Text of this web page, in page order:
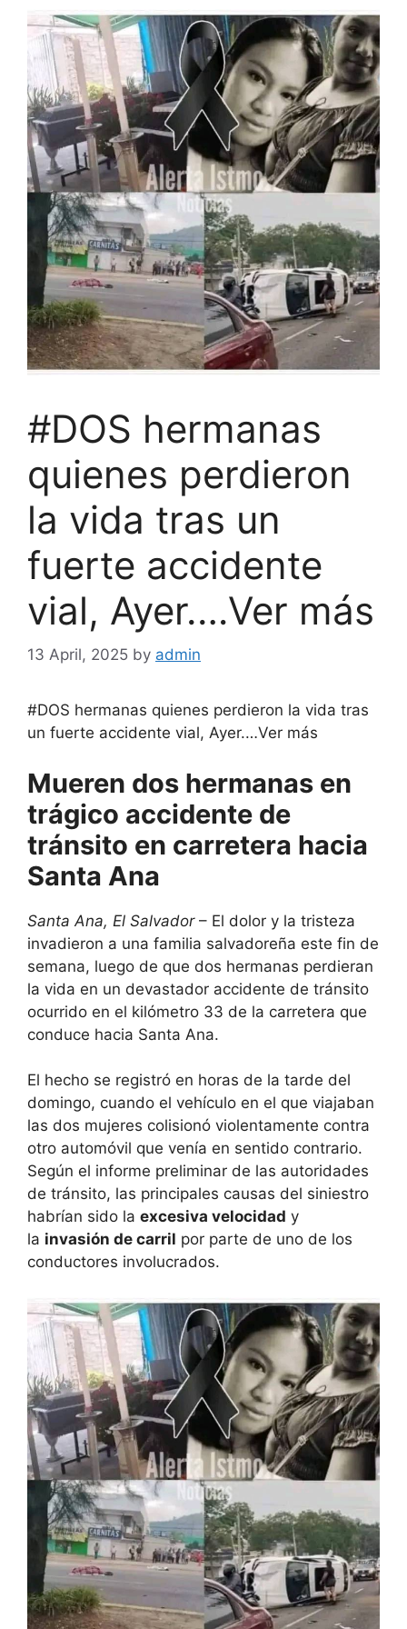
#DOS hermanas
quienes perdieron
la vida tras un
fuerte accidente
vial, Ayer.…Ver más
13 April, 2025 by admin
#DOS hermanas quienes perdieron la vida tras
un fuerte accidente vial, Ayer.…Ver más
Mueren dos hermanas en
trágico accidente de
tránsito en carretera hacia
Santa Ana
Santa Ana, El Salvador– El dolor y la tristeza
invadieron a una familia salvadoreña este fin de
semana, luego de que dos hermanas perdieran
la vida en un devastador accidente de tránsito
ocurrido en el kilómetro 33 de la carretera que
conduce hacia Santa Ana.
El hecho se registró en horas de la tarde del
domingo, cuando el vehículo en el que viajaban
las dos mujeres colisionó violentamente contra
otro automóvil que venía en sentido contrario.
Según el informe preliminar de las autoridades
de tránsito, las principales causas del siniestro
habrían sido la excesiva velocidad y
la invasión de carril por parte de uno de los
conductores involucrados.